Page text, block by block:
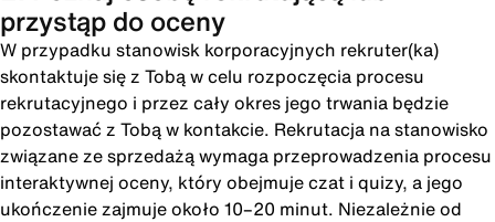
przystąp do oceny
W przypadku stanowisk korporacyjnych rekruter(ka)
skontaktuje się z Tobą w celu rozpoczęcia procesu
rekrutacyjnego i przez cały okres jego trwania będzie
pozostawać z Tobą w kontakcie. Rekrutacja na stanowisko
związane ze sprzedażą wymaga przeprowadzenia procesu
interaktywnej oceny, który obejmuje czat i quizy, a jego
ukończenie zajmuje około 10–20 minut. Niezależnie od